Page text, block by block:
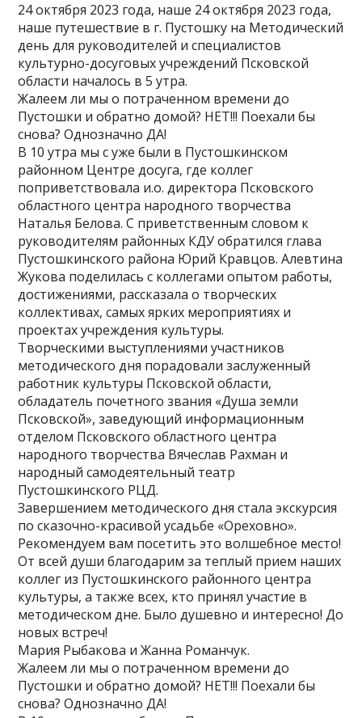
24 октября 2023 года, наше 24 октября 2023 года,
наше путешествие в г. Пустошку на Методический
день для руководителей и специалистов
культурно-досуговых учреждений Псковской
области началось в 5 утра.
Жалеем ли мы о потраченном времени до
Пустошки и обратно домой? НЕТ!!! Поехали бы
снова? Однозначно ДА!
В 10 утра мы с уже были в Пустошкинском
районном Центре досуга, где коллег
поприветствовала и.о. директора Псковского
областного центра народного творчества
Наталья Белова. С приветственным словом к
руководителям районных КДУ обратился глава
Пустошкинского района Юрий Кравцов. Алевтина
Жукова поделилась с коллегами опытом работы,
достижениями, рассказала о творческих
коллективах, самых ярких мероприятиях и
проектах учреждения культуры.
Творческими выступлениями участников
методического дня порадовали заслуженный
работник культуры Псковской области,
обладатель почетного звания «Душа земли
Псковской», заведующий информационным
отделом Псковского областного центра
народного творчества Вячеслав Рахман и
народный самодеятельный театр
Пустошкинского РЦД.
Завершением методического дня стала экскурсия
по сказочно-красивой усадьбе «Ореховно».
Рекомендуем вам посетить это волшебное место!
От всей души благодарим за теплый прием наших
коллег из Пустошкинского районного центра
культуры, а также всех, кто принял участие в
методическом дне. Было душевно и интересно! До
новых встреч!
Мария Рыбакова и Жанна Романчук.
Жалеем ли мы о потраченном времени до
Пустошки и обратно домой? НЕТ!!! Поехали бы
снова? Однозначно ДА!